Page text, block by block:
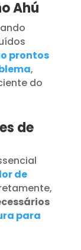
Ahú
prontos
,
do
de
de
para